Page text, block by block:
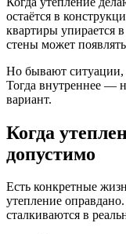
остаётся в
квартиры упирается
стены может
Но бывают ситуации,
Тогда внутреннее —
вариант.
Когда
допустимо
Есть конкретные
утепление
сталкиваются в